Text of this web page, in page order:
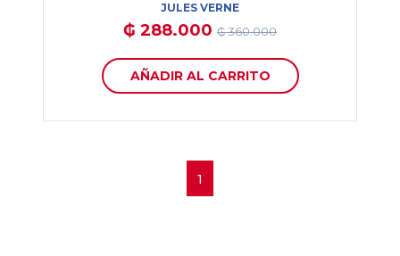
JULES VERNE
₲ 288.000 ₲ 360.000
AÑADIR AL CARRITO
1